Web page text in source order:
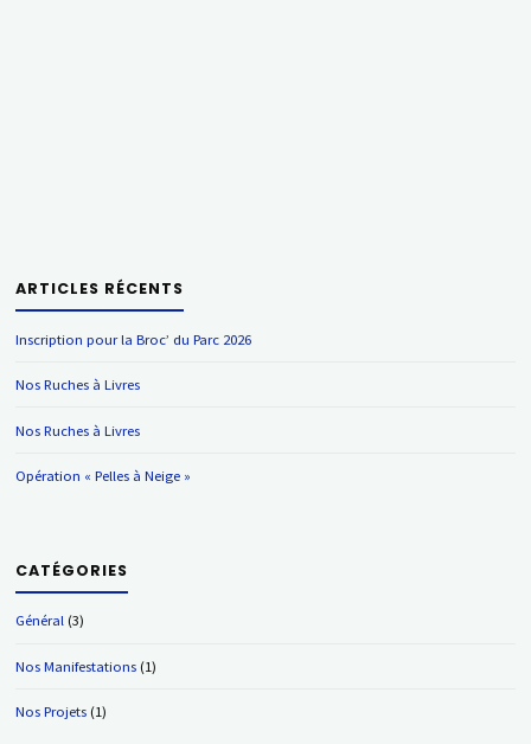
ARTICLES RÉCENTS
Inscription pour la Broc’ du Parc 2026
Nos Ruches à Livres
Nos Ruches à Livres
Opération « Pelles à Neige »
CATÉGORIES
Général(3)
Nos Manifestations(1)
Nos Projets(1)